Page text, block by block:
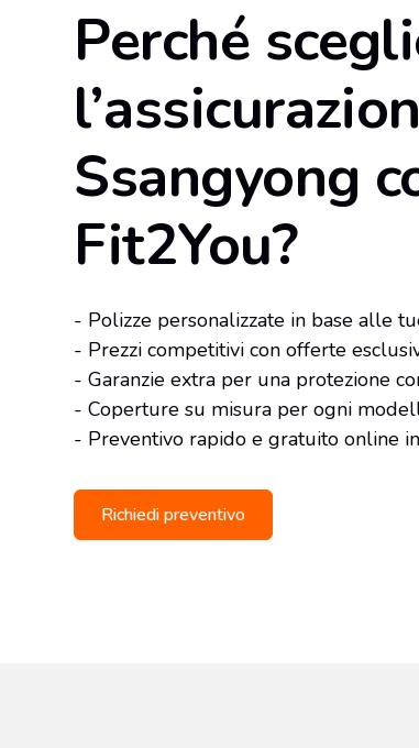
Perché
Ssangyong
Fit2You?
- Polizze personalizzate in base alle
- Prezzi competitivi con offerte
- Garanzie extra per una protezione
- Coperture su misura per ogni
- Preventivo rapido e gratuito online
Richiedi preventivo